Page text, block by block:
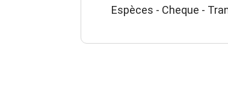
Espèces - Cheque -